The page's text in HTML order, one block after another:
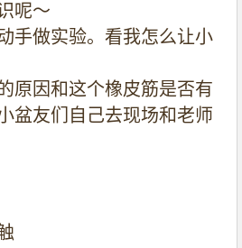
呢～
手做实验。看我怎么让小
原因和这个橡皮筋是否有
盆友们自己去现场和老师